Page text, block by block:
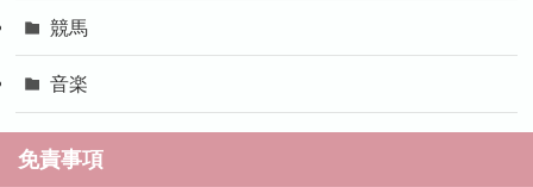
競馬
音楽
免責事項